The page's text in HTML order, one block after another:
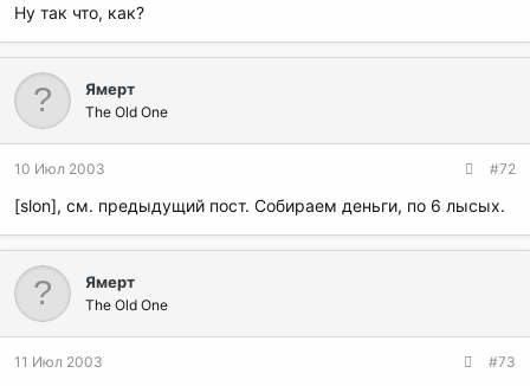
Ну так что, как?
Ямерт
The Old One
10 Июл 2003 #72
[slon], см. предыдущий пост. Собираем деньги, по 6 лысых.
Ямерт
The Old One
11 Июл 2003 #73